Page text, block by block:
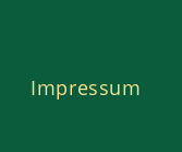
Impressum